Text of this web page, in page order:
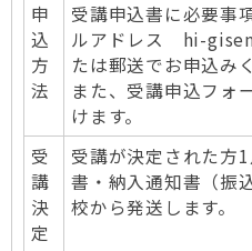
申
込
方
法
受講申込書に必要事
ルアドレス hi-
たは郵送でお申込み
また、受講申込フォ
けます。
受
講
決
定
受講が決定された方
書・納入通知書（振
校から発送します。